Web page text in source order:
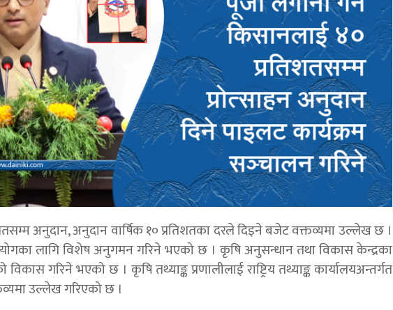
अनुदान, अनुदान वार्षिक १० प्रतिशतका दरले दिइने बजेट वक्तव्यमा उल्लेख छ ।
लागि विशेष अनुगमन गरिने भएको छ । कृषि अनुसन्धान तथा विकास केन्द्रका
विकास गरिने भएको छ । कृषि तथ्याङ्क प्रणालीलाई राष्ट्रिय तथ्याङ्क कार्यालयअन्तर्गत
उल्लेख गरिएको छ ।